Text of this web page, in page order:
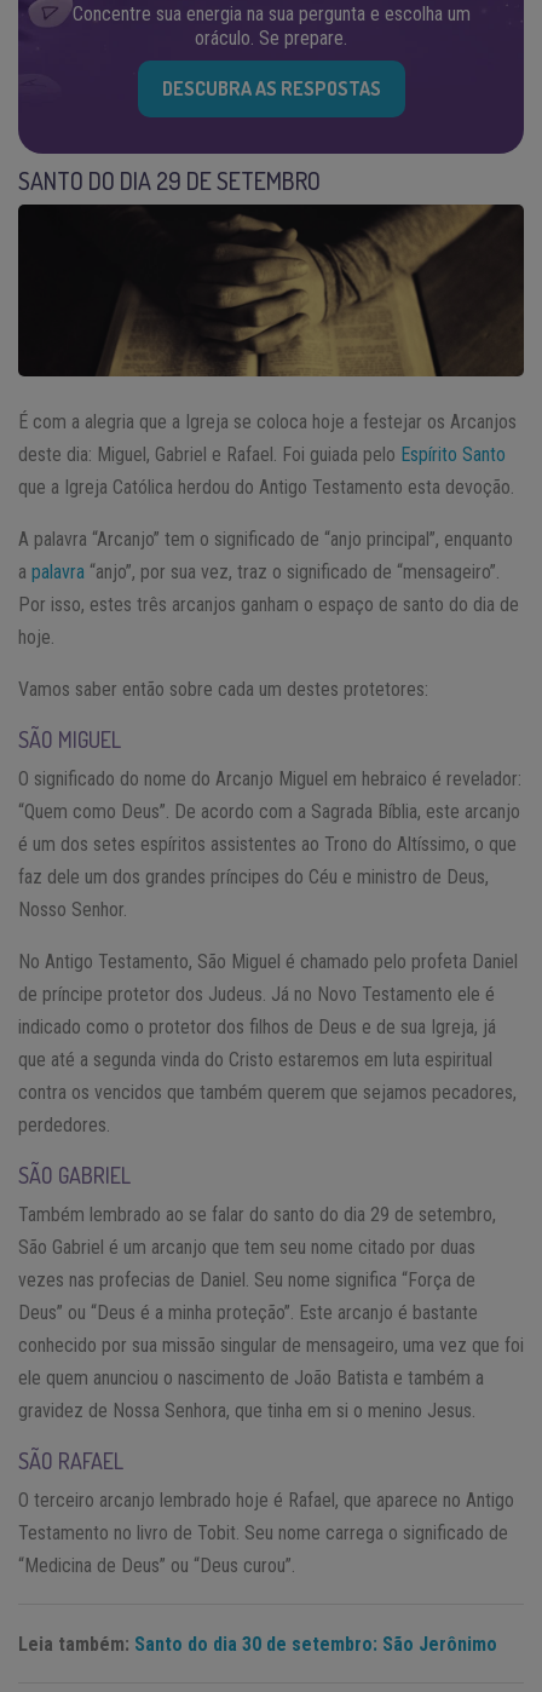
Concentre sua energia na sua pergunta e escolha um
oráculo. Se prepare.
DESCUBRA AS RESPOSTAS
SANTO DO DIA 29 DE SETEMBRO
É com a alegria que a Igreja se coloca hoje a festejar os Arcanjos
deste dia: Miguel, Gabriel e Rafael. Foi guiada pelo Espírito Santo
que a Igreja Católica herdou do Antigo Testamento esta devoção.
A palavra “Arcanjo” tem o significado de “anjo principal”, enquanto
a palavra “anjo”, por sua vez, traz o significado de “mensageiro”.
Por isso, estes três arcanjos ganham o espaço de santo do dia de
hoje.
Vamos saber então sobre cada um destes protetores:
SÃO MIGUEL
O significado do nome do Arcanjo Miguel em hebraico é revelador:
“Quem como Deus”. De acordo com a Sagrada Bíblia, este arcanjo
é um dos setes espíritos assistentes ao Trono do Altíssimo, o que
faz dele um dos grandes príncipes do Céu e ministro de Deus,
Nosso Senhor.
No Antigo Testamento, São Miguel é chamado pelo profeta Daniel
de príncipe protetor dos Judeus. Já no Novo Testamento ele é
indicado como o protetor dos filhos de Deus e de sua Igreja, já
que até a segunda vinda do Cristo estaremos em luta espiritual
contra os vencidos que também querem que sejamos pecadores,
perdedores.
SÃO GABRIEL
Também lembrado ao se falar do santo do dia 29 de setembro,
São Gabriel é um arcanjo que tem seu nome citado por duas
vezes nas profecias de Daniel. Seu nome significa “Força de
Deus” ou “Deus é a minha proteção”. Este arcanjo é bastante
conhecido por sua missão singular de mensageiro, uma vez que foi
ele quem anunciou o nascimento de João Batista e também a
gravidez de Nossa Senhora, que tinha em si o menino Jesus.
SÃO RAFAEL
O terceiro arcanjo lembrado hoje é Rafael, que aparece no Antigo
Testamento no livro de Tobit. Seu nome carrega o significado de
“Medicina de Deus” ou “Deus curou”.
Leia também: Santo do dia 30 de setembro: São Jerônimo